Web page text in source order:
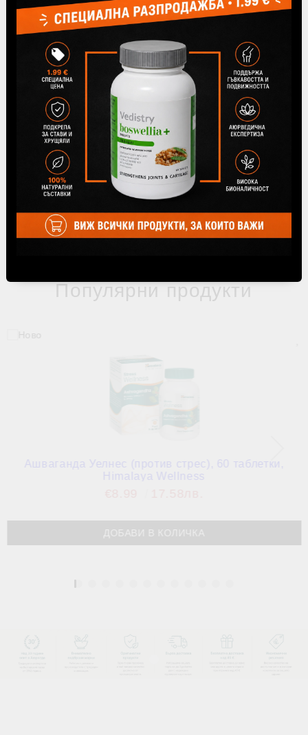
пратка се избира от падащото меню,
намиращо се под метода на доставка "До
офис на Спиди" при финализиране на
поръчката.
Share Tweet
Популярни продукти
Ашваганда Уелнес (против стрес), 60 таблетки,
Himalaya Wellness